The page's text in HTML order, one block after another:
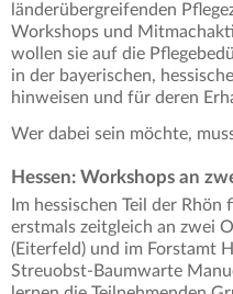
länderübergreifenden
Workshops und
wollen sie auf die
in der bayerischen,
hinweisen und für deren
Wer dabei sein möchte,
Hessen: Workshops an
Im hessischen Teil der
erstmals zeitgleich an zwei
(Eiterfeld) und im Forstamt
Streuobst-Baumwarte